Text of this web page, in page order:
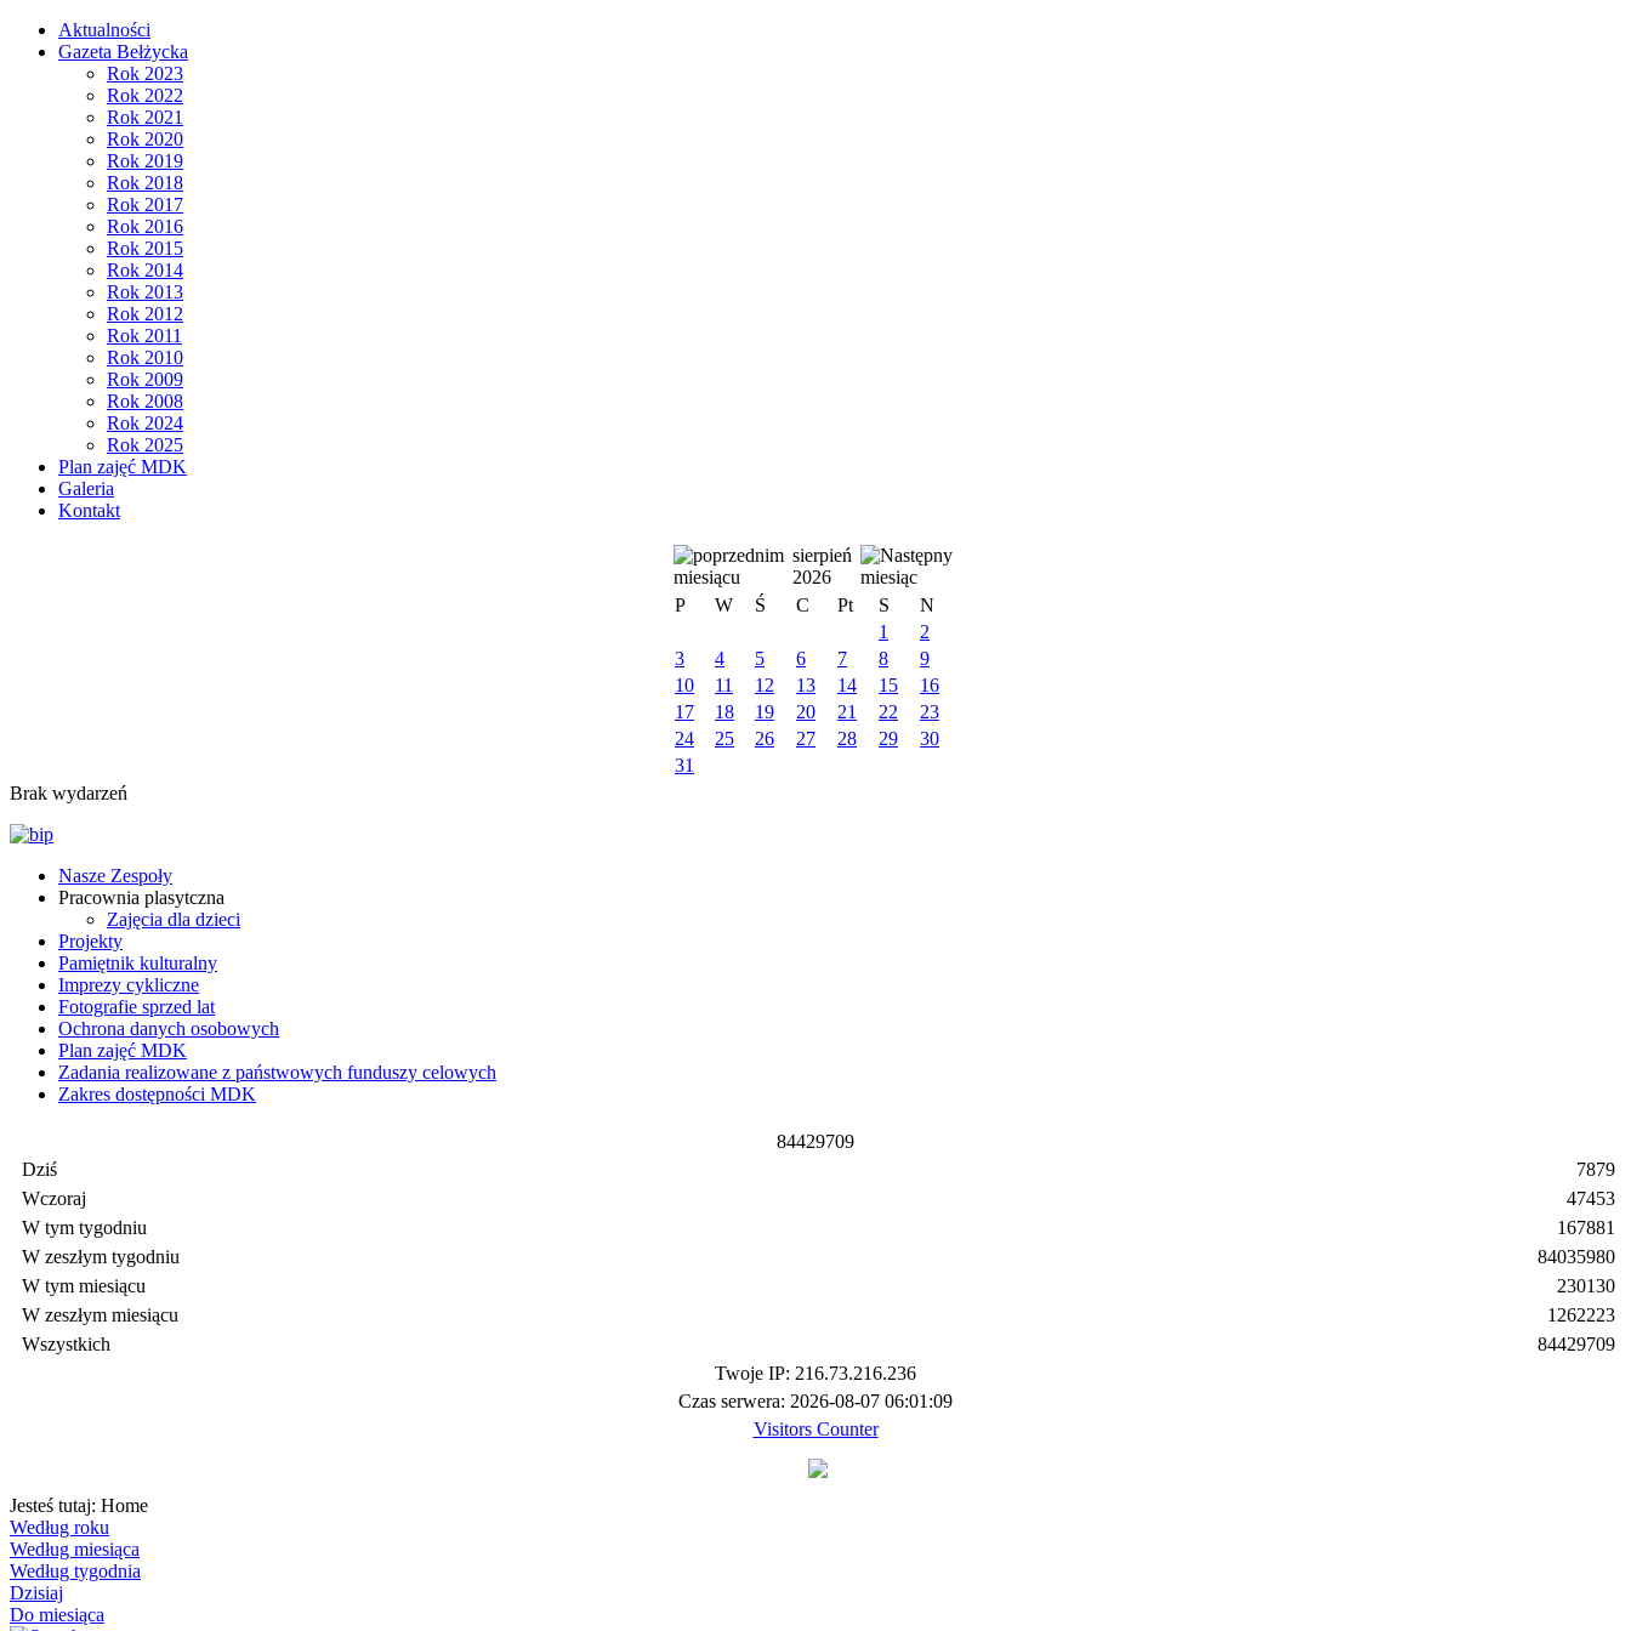
Aktualności
Gazeta Bełżycka
Rok 2023
Rok 2022
Rok 2021
Rok 2020
Rok 2019
Rok 2018
Rok 2017
Rok 2016
Rok 2015
Rok 2014
Rok 2013
Rok 2012
Rok 2011
Rok 2010
Rok 2009
Rok 2008
Rok 2024
Rok 2025
Plan zajęć MDK
Galeria
Kontakt
sierpień
2026
P
W Ś C Pt S
N
1
2
3
4 5 6 7 8
9
10
11 12 13 14 15
16
17
18 19 20 21 22
23
24
25 26 27 28 29
30
31
Brak wydarzeń
Nasze Zespoły
Pracownia plasytczna
Zajęcia dla dzieci
Projekty
Pamiętnik kulturalny
Imprezy cykliczne
Fotografie sprzed lat
Ochrona danych osobowych
Plan zajęć MDK
Zadania realizowane z państwowych funduszy celowych
Zakres dostępności MDK
84429709
Dziś
Wczoraj
W tym tygodniu
W zeszłym tygodniu
W tym miesiącu
W zeszłym miesiącu
Wszystkich
7879
47453
167881
84035980
230130
1262223
84429709
Twoje IP: 216.73.216.236
Czas serwera: 2026-08-07 06:01:09
Visitors Counter
Jesteś tutaj: Home
Według roku
Według miesiąca
Według tygodnia
Dzisiaj
Do miesiąca